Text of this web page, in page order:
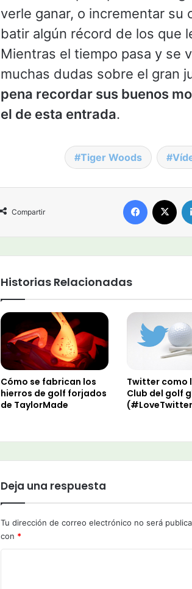
verle ganar, o incrementar su
batir algún récord de los que
Mientras el tiempo pasa y se
muchas dudas sobre el gran
pena recordar sus buenos
el de esta entrada.
Tiger Woods
Compartir
Historias Relacionadas
Cómo se fabrican los
hierros de golf forjados
de TaylorMade
Twitter como
Club del golf
Deja una respuesta
Tu dirección de correo electrónico no será
con *